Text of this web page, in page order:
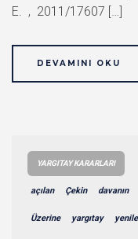
E. , 2011/17607 […]
DEVAMINI OKU
YARGITAY KARARLARI
açılan Çekin davanın
Üzerine yargıtay